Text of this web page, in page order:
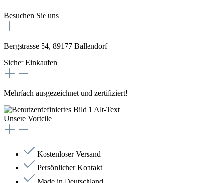
Besuchen Sie uns
Bergstrasse 54, 89177 Ballendorf
Sicher Einkaufen
Mehrfach ausgezeichnet und zertifiziert!
Unsere Vorteile
Kostenloser Versand
Persönlicher Kontakt
Made in Deutschland